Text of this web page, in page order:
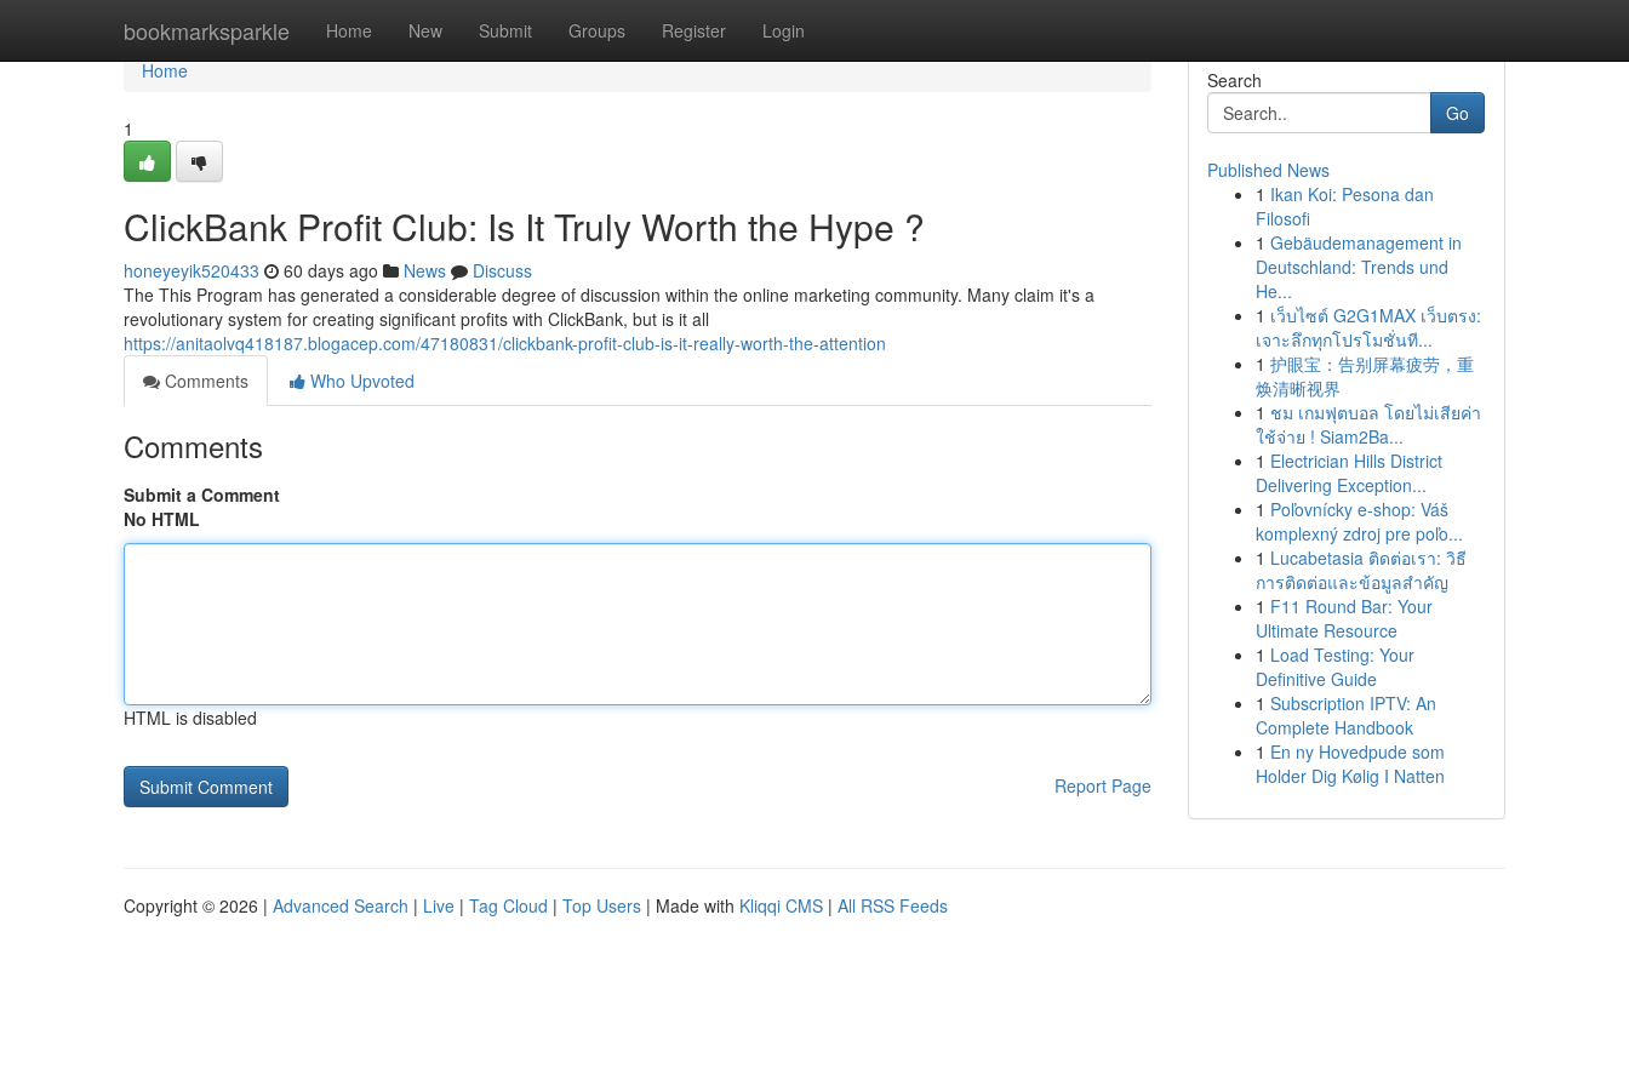
bookmarksparkle Home New Submit Groups Register Login
Home
Home
1
ClickBank Profit Club: Is It Truly Worth the Hype ?
honeyeyik520433 60 days ago News
Discuss
The This Program has generated a considerable degree of discussion within the online marketing community. Many claim it's a
revolutionary system for creating significant profits with ClickBank, but is it all
https://anitaolvq418187.blogacep.com/47180831/clickbank-profit-club-is-it-really-worth-the-attention
Comments
Who Upvoted
Comments
Submit a Comment
No HTML
HTML is disabled
Report Page
Search
Go
Published News
1 Ikan Koi: Pesona dan
Filosofi
1 Gebäudemanagement in
Deutschland: Trends und
He...
1 เว็บไซต์ G2G1MAX เว็บตรง:
เจาะลึกทุกโปรโมชั่นที...
1 护眼宝：告别屏幕疲劳，重
焕清晰视界
1 ชม เกมฟุตบอล โดยไม่เสียค่า
ใช้จ่าย ! Siam2Ba...
1 Electrician Hills District
Delivering Exception...
1 Poľovnícky e-shop: Váš
komplexný zdroj pre poľo...
1 Lucabetasia ติดต่อเรา: วิธี
การติดต่อและข้อมูลสำคัญ
1 F11 Round Bar: Your
Ultimate Resource
1 Load Testing: Your
Definitive Guide
1 Subscription IPTV: An
Complete Handbook
1 En ny Hovedpude som
Holder Dig Kølig I Natten
Copyright © 2026 | Advanced Search | Live | Tag Cloud | Top Users | Made with Kliqqi CMS | All RSS Feeds